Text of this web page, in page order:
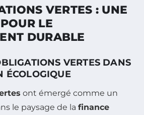
VERTES : UNE
LE
DURABLE
VERTES DANS
ÉCOLOGIQUE
ont émergé comme un
le paysage de la finance